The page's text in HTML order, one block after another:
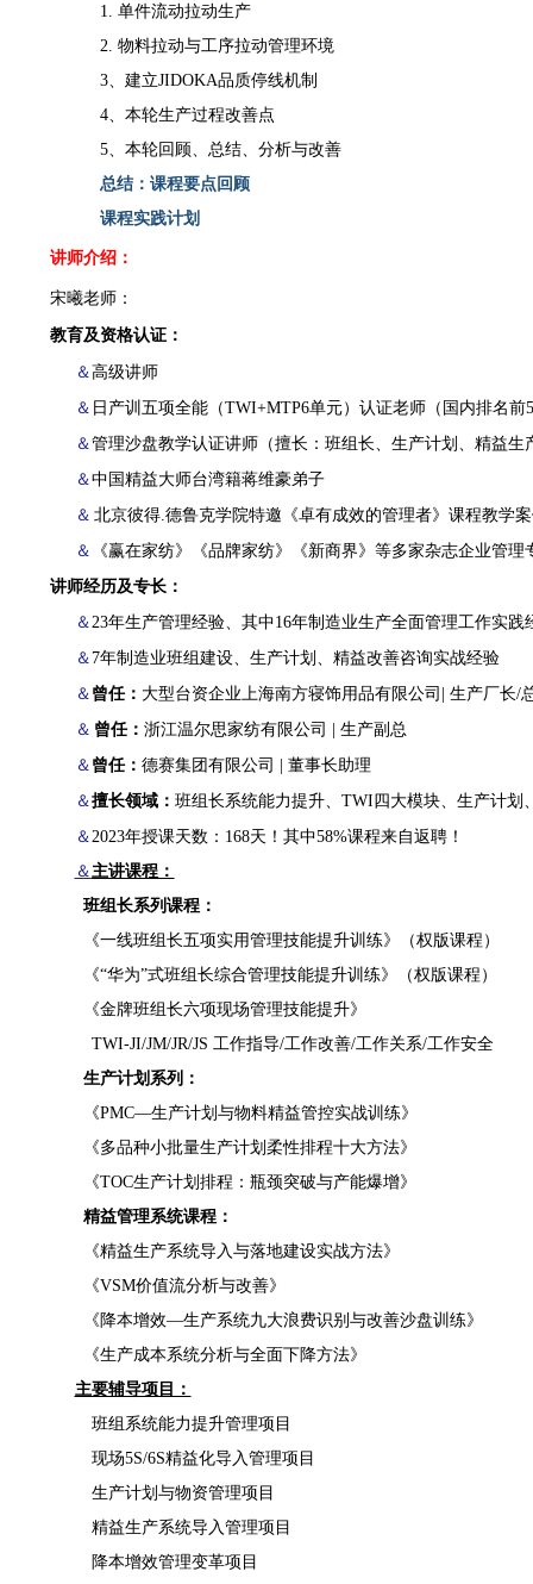
1. 单件流动拉动生产
2. 物料拉动与工序拉动管理环境
3、建立JIDOKA品质停线机制
4、本轮生产过程改善点
5、本轮回顾、总结、分析与改善
总结：课程要点回顾
课程实践计划
讲师介绍：
宋曦老师：
教育及资格认证：
＆高级讲师
＆ 日产训五项全能（TWI+MTP6单元）认证老师（国内排名前
＆管理沙盘教学认证讲师（擅长：班组长、生产计划、精益生
＆中国精益大师台湾籍蒋维豪弟子
＆ 北京彼得.德鲁克学院特邀《卓有成效的管理者》课程教学
＆ 《赢在家纺》《品牌家纺》《新商界》等多家杂志企业管理
讲师经历及专长：
＆23年生产管理经验、其中16年制造业生产全面管理工作实践
＆ 7年制造业班组建设、生产计划、精益改善咨询实战经验
＆ 曾任： 大型台资企业上海南方寝饰用品有限公司
| 生产厂长/
＆ 曾任： 浙江温尔思家纺有限公司
| 生产副总
＆ 曾任： 德赛集团有限公司
| 董事长助理
＆擅长领域： 班组长系统能力提升、 TWI四大模块、生产计划
＆2023年授课天数：168天！其中58%课程来自返聘！
＆主讲课程：
班组长系列课程：
《一线班组长五项实用管理技能提升训练》（权版课程）
《“华为”式班组长综合管理技能提升训练》（权版课程）
《金牌班组长六项现场管理技能提升》
TWI-JI/JM/JR/JS 工作指导/工作改善/工作关系/工作安全
生产计划系列：
《PMC—生产计划与物料精益管控实战训练》
《多品种小批量生产计划柔性排程十大方法》
《TOC生产计划排程：瓶颈突破与产能爆增》
精益管理系统课程：
《精益生产系统导入与落地建设实战方法》
《VSM价值流分析与改善》
《降本增效—生产系统九大浪费识别与改善沙盘训练》
《生产成本系统分析与全面下降方法》
主要辅导项目：
班组系统能力提升管理项目
现场5S/6S精益化导入管理项目
生产计划与物资管理项目
精益生产系统导入管理项目
降本增效管理变革项目